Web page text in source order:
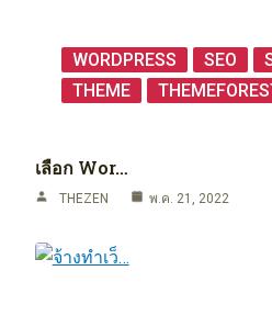
WORDPRESS SEO
THEME
เลือก Wor…
THEZEN พ.ค. 21, 2022